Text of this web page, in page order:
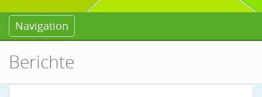
Navigation
Berichte